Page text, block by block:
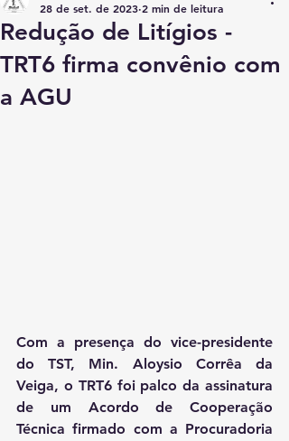
Redução de Litígios -
TRT6 firma convênio com
a AGU
28 de set. de 2023 2 min de leitura
Com a presença do vice-presidente
do TST, Min. Aloysio Corrêa da
Veiga, o TRT6 foi palco da assinatura
de um Acordo de Cooperação
Técnica firmado com a Procuradoria